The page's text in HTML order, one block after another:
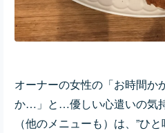
オーナーの女性の「お時間か
か…」と…優しい心遣いの気
（他のメニューも）は、”ひ